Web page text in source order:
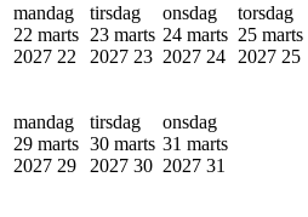
mandag
22 marts
2027 22
tirsdag
23 marts
2027 23
onsdag
24 marts
2027 24
torsdag
25 marts
2027 25
mandag
29 marts
2027 29
tirsdag
30 marts
2027 30
onsdag
31 marts
2027 31